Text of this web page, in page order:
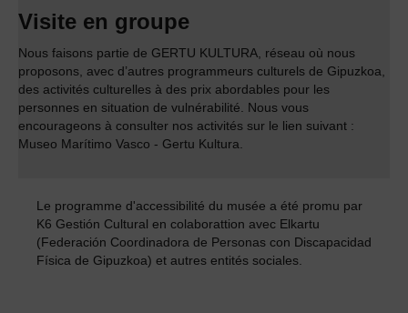
Visite en groupe
Nous faisons partie de GERTU KULTURA, réseau où nous
proposons, avec d’autres programmeurs culturels de Gipuzkoa,
des activités culturelles à des prix abordables pour les
personnes en situation de vulnérabilité. Nous vous
encourageons à consulter nos activités sur le lien suivant :
Museo Marítimo Vasco - Gertu Kultura
Le programme d'accessibilité du musée a été promu par
K6 Gestión Cultural en colaborattion avec Elkartu
(Federación Coordinadora de Personas con Discapacidad
Física de Gipuzkoa) et autres entités sociales.